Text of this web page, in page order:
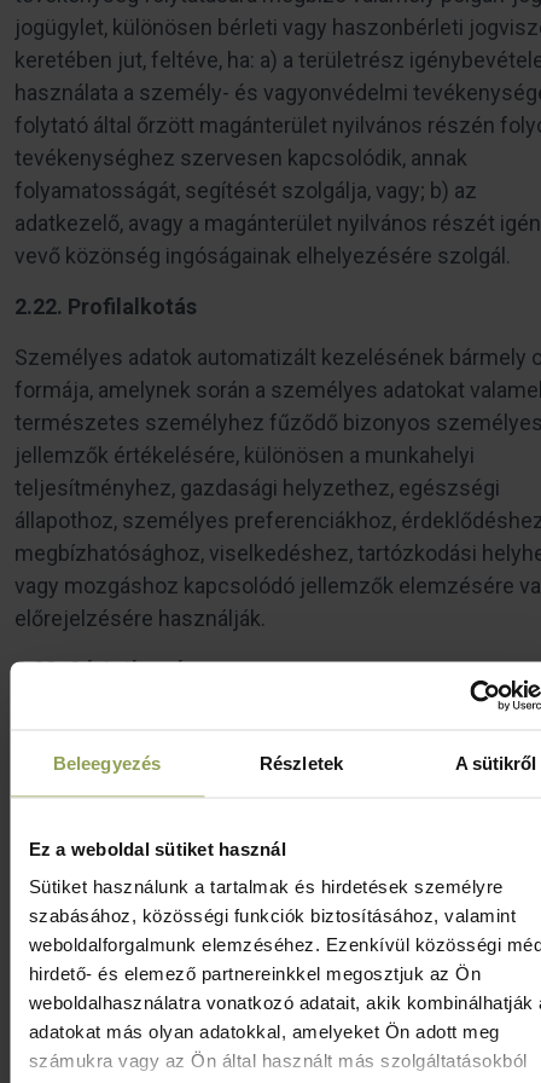
Beleegyezés Részletek A sütikről
Ez a weboldal sütiket használ
Sütiket használunk a tartalmak és hirdetések személyre
szabásához, közösségi funkciók biztosításához, valamint
weboldalforgalmunk elemzéséhez. Ezenkívül közösségi
hirdető- és elemező partnereinkkel megosztjuk az Ön
weboldalhasználatra vonatkozó adatait, akik kombinálhatják
adatokat más olyan adatokkal, amelyeket Ön adott meg
számukra vagy az Ön által használt más szolgáltatásokból
jogügylet, különösen bérleti vagy haszonbérleti
keretében jut, feltéve, ha: a) a területrész
használata a személy- és vagyonvédelmi
folytató által őrzött magánterület nyilvános részén
tevékenységhez szervesen kapcsolódik, annak
folyamatosságát, segítését szolgálja, vagy; b) az
adatkezelő, avagy a magánterület nyilvános részét
vevő közönség ingóságainak elhelyezésére szolgál.
2.22. Profilalkotás
Személyes adatok automatizált kezelésének bármely
formája, amelynek során a személyes adatokat
természetes személyhez fűződő bizonyos
jellemzők értékelésére, különösen a munkahelyi
teljesítményhez, gazdasági helyzethez, egészségi
állapothoz, személyes preferenciákhoz,
megbízhatósághoz, viselkedéshez, tartózkodási
vagy mozgáshoz kapcsolódó jellemzők elemzésére
előrejelzésére használják.
2.23. Sértetlenség
Az adat létének, hitelességének, épségének,
teljességének kritériuma, ami biztosítja, hogy az
módosulhatnak.
2.24. Szabályzat
Az Adatkezelő Adatkezelési Szabályzata.
2.25. Vagyonvédelmi biztonságtechnikai rendszer
Vagyonvédelmi célból, az Adatkezelési Szabályzat